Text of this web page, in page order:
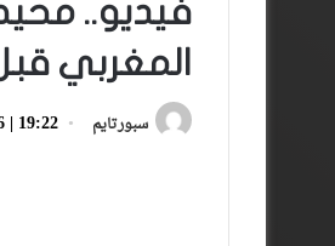
فيديو..
المغربي
سبورتايم 19:22 | 26 ديسمبر، 2025